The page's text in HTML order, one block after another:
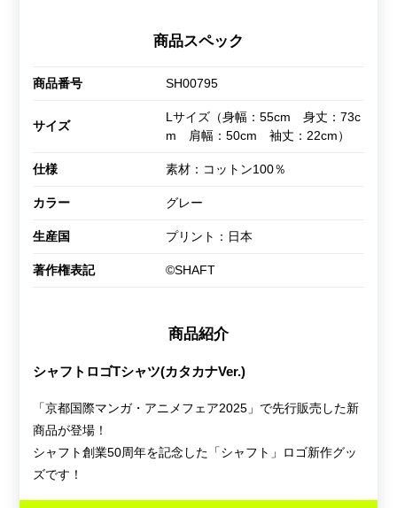
商品スペック
商品番号 SH00795
サイズ
Lサイズ（身幅：55cm 身丈：73c
m 肩幅：50cm 袖丈：22cm）
仕様 素材：コットン100％
カラー グレー
生産国 プリント：日本
著作権表記 ©SHAFT
商品紹介
シャフトロゴTシャツ(カタカナVer.)
「京都国際マンガ・アニメフェア2025」で先行販売した新
商品が登場！
シャフト創業50周年を記念した「シャフト」ロゴ新作グッ
ズです！